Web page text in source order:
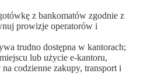
z bankomatów zgodnie z
prowizje operatorów i
trudno dostępna w kantorach;
lub użycie e-kantoru,
na codzienne zakupy, transport i